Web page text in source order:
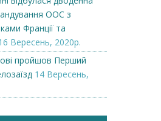
ООС з
Франції та
Вересень, 2020р.
пройшов Перший
14 Вересень,